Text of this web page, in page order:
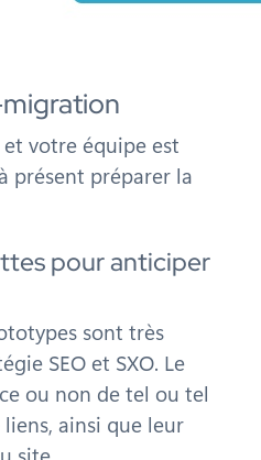
votre équipe est
présent préparer la
pour anticiper
sont très
SEO et SXO. Le
ou non de tel ou tel
ainsi que leur